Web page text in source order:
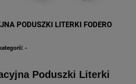
PODUSZKI LITERKI FODERO
-
Poduszki Literki